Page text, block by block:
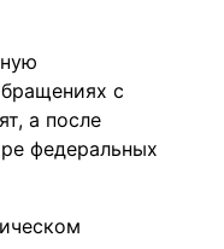
с
а после
федеральных